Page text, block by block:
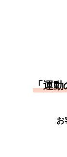
「運動
お